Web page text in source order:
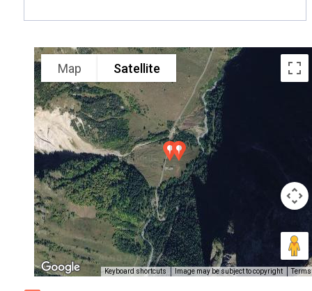
Map Satellite
Keyboard shortcuts Image may be subject to copyright Terms